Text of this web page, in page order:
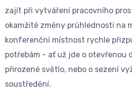
zajít při vytváření pracovního
okamžité změny průhlednosti na
konferenční místnost rychle
potřebám - ať už jde o otevřenou
přirozené světlo, nebo o sezení
soustředění.